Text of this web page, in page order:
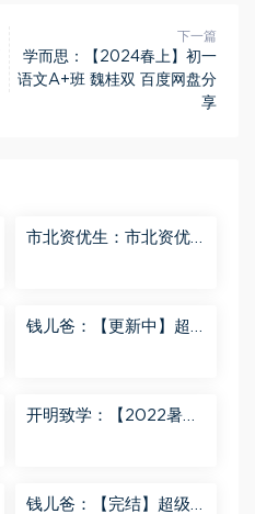
下一篇
学而思：【2024春上】初一
语文A+班 魏桂双 百度网盘分
享
市北资优生：市北资优
钱儿爸：【更新中】超
开明致学：【2022暑
钱儿爸：【完结】超级